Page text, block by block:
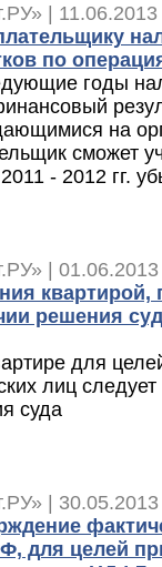
|
по
годы
на
сможет
- 2012 гг.
|
квартирой,
решения
для
лиц следует
суда
|
для целей